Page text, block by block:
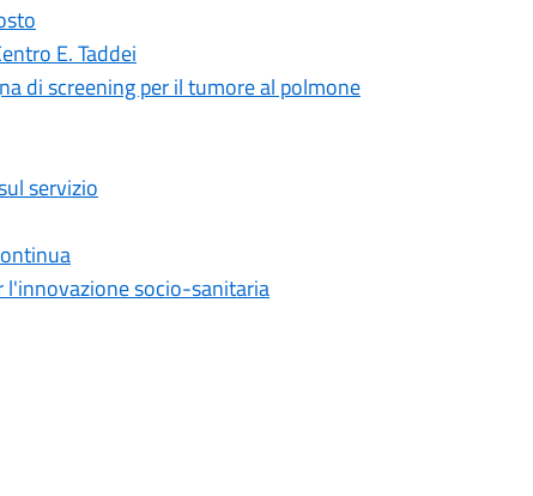
E. Taddei
di screening per il tumore al polmone
servizio
l'innovazione socio-sanitaria